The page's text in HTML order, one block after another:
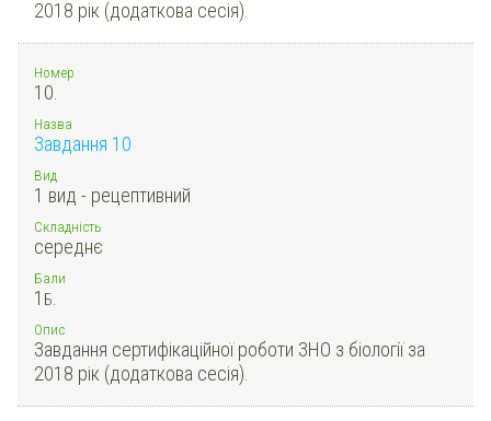
2018 рік (додаткова сесія).
Номер
10.
Назва
Завдання 10
Вид
1 вид - рецептивний
Складність
середнє
Бали
1 Б.
Опис
Завдання сертифікаційної роботи ЗНО з біології за
2018 рік (додаткова сесія).